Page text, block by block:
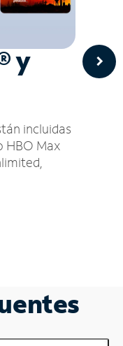
y
incluidas
HBO Max